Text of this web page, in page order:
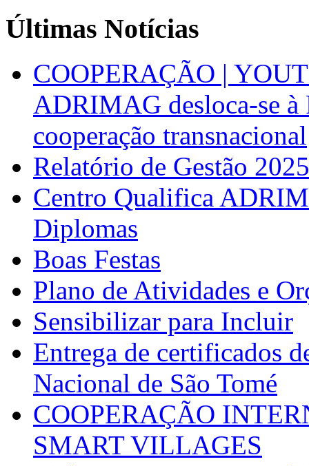
Últimas Notícias
COOPERAÇÃO |
ADRIMAG desloca-se
cooperação transnacional
Relatório de Gestão 2025
Centro Qualifica
Diplomas
Boas Festas
Plano de Atividades e
Sensibilizar para Incluir
Entrega de certificados
Nacional de São Tomé
COOPERAÇÃO
SMART VILLAGES